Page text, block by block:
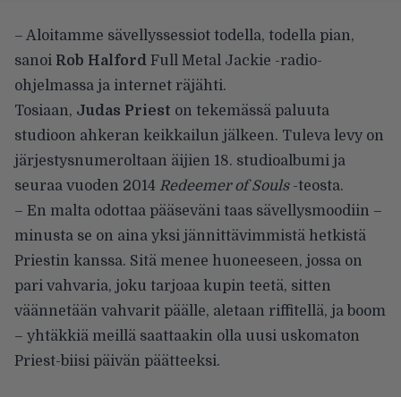
– Aloitamme sävellyssessiot todella, todella pian,
sanoi Rob Halford Full Metal Jackie -radio-
ohjelmassa ja internet räjähti.
Tosiaan, Judas Priest on tekemässä paluuta
studioon ahkeran keikkailun jälkeen. Tuleva levy on
järjestysnumeroltaan äijien 18. studioalbumi ja
seuraa vuoden 2014 Redeemer of Souls-teosta.
– En malta odottaa pääseväni taas sävellysmoodiin –
minusta se on aina yksi jännittävimmistä hetkistä
Priestin kanssa. Sitä menee huoneeseen, jossa on
pari vahvaria, joku tarjoaa kupin teetä, sitten
väännetään vahvarit päälle, aletaan riffitellä, ja boom
– yhtäkkiä meillä saattaakin olla uusi uskomaton
Priest-biisi päivän päätteeksi.